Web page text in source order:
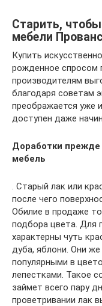
Старить,
мебели Прованс
Купить
рожденное спросом
производителям
благодаря советам
преображается уже
доступен даже
Доработки прежде
мебель
. Старый лак или
после чего
Обилие в продаже
подбора цвета. Для
характерны чуть
дуба, яблони. Они
популярными в
лепестками. Такое
займет всего пару
проветривании лак